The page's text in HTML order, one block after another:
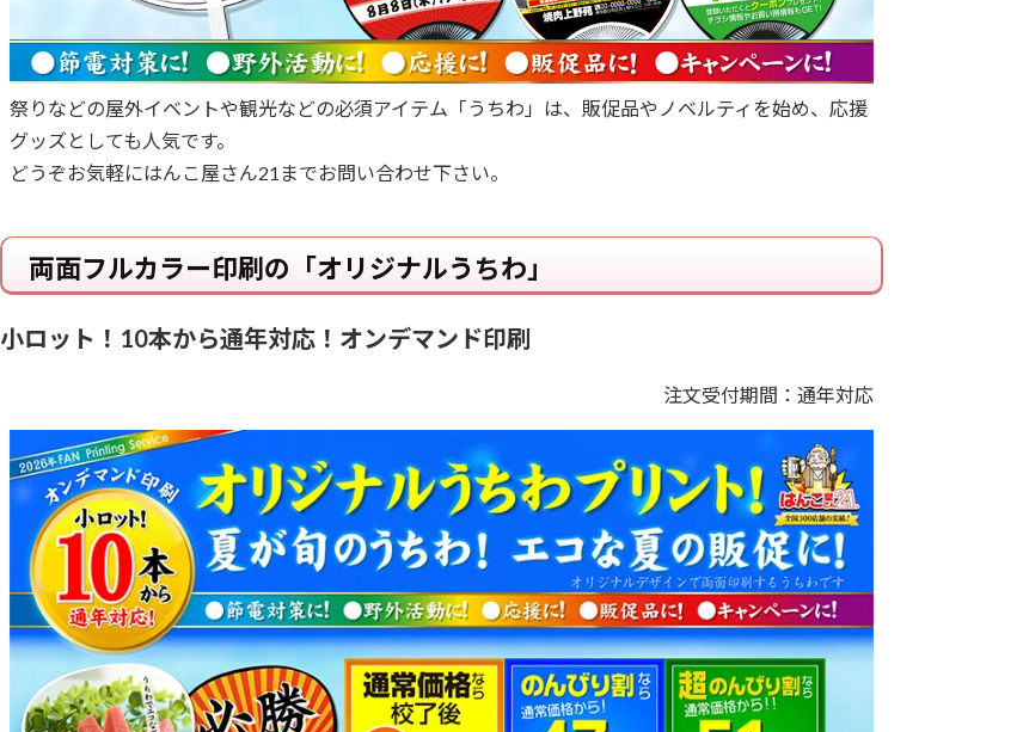
祭りなどの屋外イベントや観光などの必須アイテム「うちわ」は、販促品やノベルティを始め、応援
グッズとしても人気です。
どうぞお気軽にはんこ屋さん21までお問い合わせ下さい。
両面フルカラー印刷の「オリジナルうちわ」
小ロット！10本から通年対応！オンデマンド印刷
注文受付期間：通年対応